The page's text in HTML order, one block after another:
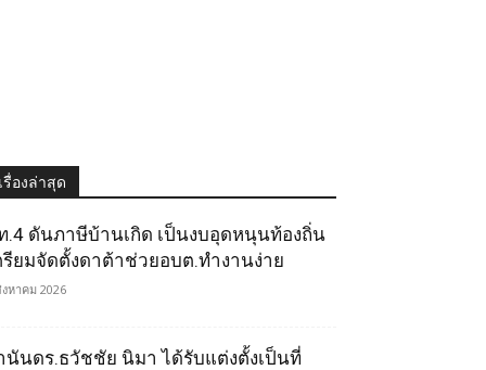
เรื่องล่าสุด
.4 ดันภาษีบ้านเกิด เป็นงบอุดหนุนท้องถิ่น
รียมจัดตั้งดาต้าช่วยอบต.ทำงานง่าย
หาคม 2026
นันดร.ธวัชชัย นิมา ได้รับแต่งตั้งเป็นที่